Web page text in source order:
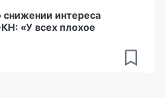
интереса
«У всех плохое